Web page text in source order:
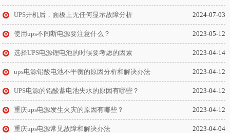
2024-07-03
UPS开机后，面板上无任何显示故障分析
2023-05-12
使用ups不间断电源要注意什么？
2023-04-14
选择UPS电源锂电池的时候要考虑的因素
2023-04-12
ups电源铅酸电池不平衡的原因分析和解决办法
2023-04-12
UPS电源的铅酸蓄电池失水的原因有哪些？
2023-04-12
重庆ups电源发生火灾的原因有哪些？
2023-04-04
重庆ups电源常见故障和解决办法
电池是ups电源设备的重要组成部分。目前ups设备中使
用的蓄电池主要是阀控式铅酸蓄电池。在实际使用中，
如由于频繁停电，ups电池严重放电，充电不足，导致早
期容量损失;下面由重庆
UPS不间断电源可以解决哪些问题？
UPS不间断电源采用双转换纯在线式架构，是最能有效
解决所有电源问题的架构设计，对电网出现：断电、市
电电压过高或过低、电压瞬间跌落或是减幅震荡、高压
脉冲、电压波动、浪涌
ups不间断电源对机房环境有什么要求？